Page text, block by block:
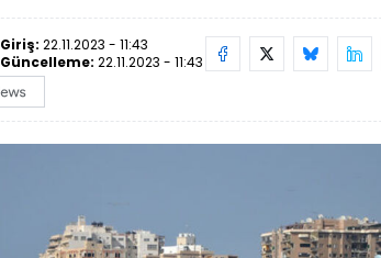
Giriş: 22.11.2023 - 11:43
Güncelleme: 22.11.2023 - 11:43